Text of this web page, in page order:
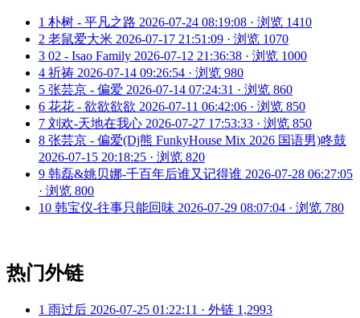
1 朴树 - 平凡之路 2026-07-24 08:19:08 · 浏览 1410
2 老鼠爱大米 2026-07-17 21:51:09 · 浏览 1070
3 02 - Isao Family 2026-07-12 21:36:38 · 浏览 1000
4 祈祷 2026-07-14 09:26:54 · 浏览 980
5 张芸京 - 偏爱 2026-07-14 07:24:31 · 浏览 860
6 花花 - 欲欲欲欲 2026-07-11 06:42:06 · 浏览 850
7 刘欢-天地在我心 2026-07-27 17:53:33 · 浏览 850
8 张芸京 - 偏爱(Dj熊 FunkyHouse Mix 2026 国语男)咚鼓
2026-07-15 20:18:25 · 浏览 820
9 韩磊&姚贝娜-千百年后谁又记得谁 2026-07-28 06:27:05
· 浏览 800
10 韩宝仪-往事只能回味 2026-07-29 08:07:04 · 浏览 780
热门外链
1 雨过后 2026-07-25 01:22:11 · 外链 1,2993